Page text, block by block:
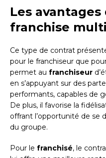
Les
franchise
Ce type de contrat
pour le franchiseur que
permet au franchiseur
en s’appuyant sur des
performants, capables de
De plus, il favorise la
offrant l’opportunité de se
du groupe.
Pour le franchisé, le